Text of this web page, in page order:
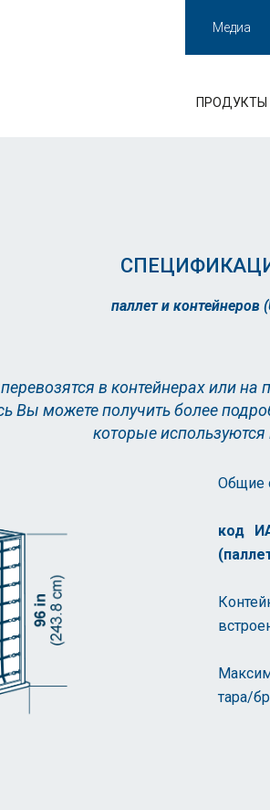
ПРОДУКТЫ
Медиа
паллет и контейнеров
в контейнерах или
Вы можете получить более
которые
Общие
код
тара/